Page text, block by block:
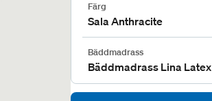
Färg
Sala Anthracite
Bäddmadrass
Bäddmadrass Lina Latex